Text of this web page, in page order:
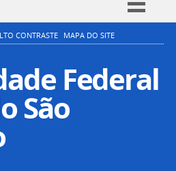
Simplifique!
Participe
Acesso à informação
Legislação
CONTRASTE MAPA DO SITE
Federal
São